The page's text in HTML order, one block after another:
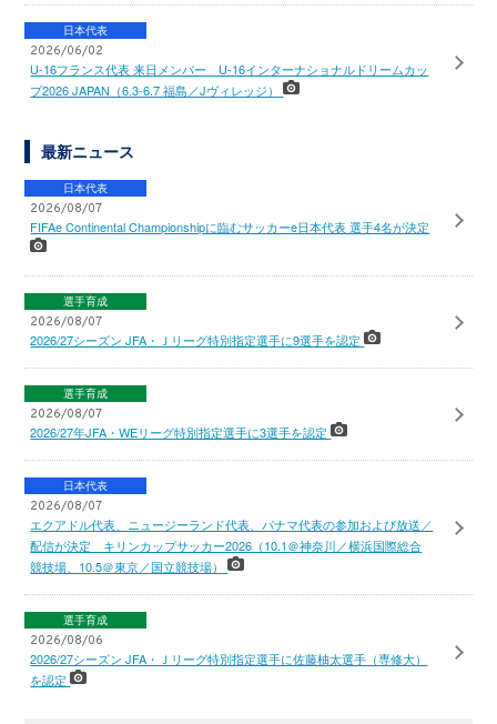
日本代表
2026/06/02
U-16フランス代表 来日メンバー U-16インターナショナルドリームカッ
プ2026 JAPAN（6.3-6.7 福島／Jヴィレッジ）
最新ニュース
日本代表
2026/08/07
FIFAe Continental Championshipに臨むサッカーe日本代表 選手4名が決定
選手育成
2026/08/07
2026/27シーズン JFA・Ｊリーグ特別指定選手に9選手を認定
選手育成
2026/08/07
2026/27年JFA・WEリーグ特別指定選手に3選手を認定
日本代表
2026/08/07
エクアドル代表、ニュージーランド代表、パナマ代表の参加および放送／
配信が決定 キリンカップサッカー2026（10.1＠神奈川／横浜国際総合
競技場、10.5＠東京／国立競技場）
選手育成
2026/08/06
2026/27シーズン JFA・Ｊリーグ特別指定選手に佐藤柚太選手（専修大）
を認定